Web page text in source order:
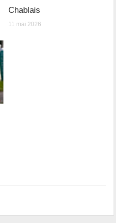
Chablais
11 mai 2026